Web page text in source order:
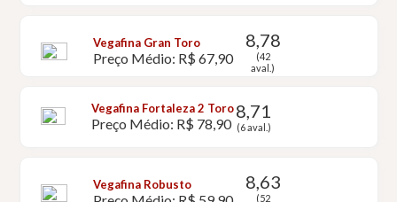
Vegafina Gran Toro
Preço Médio: R$ 67,90
8,78
(42
aval.)
Vegafina Fortaleza 2 Toro
Preço Médio: R$ 78,90
8,71
(6 aval.)
Vegafina Robusto 8,63
(52